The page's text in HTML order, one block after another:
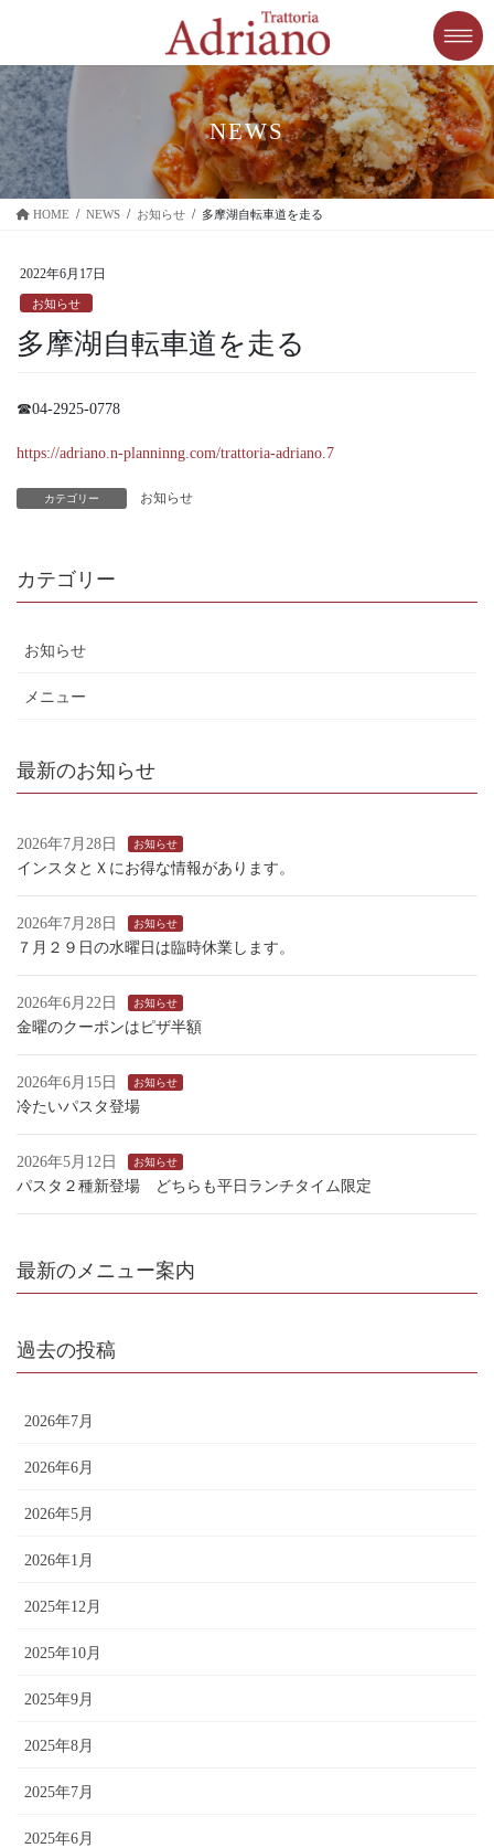
ン
ツ
に
移
動
ー
シ
ョ
ン
に
移
NEWS
HOME NEWS お知らせ 多摩湖自転車道を走る
2022年6月17日
お知らせ
多摩湖自転車道を走る
☎04-2925-0778
https://adriano.n-planninng.com/trattoria-adriano.7
カテゴリー お知らせ
カテゴリー
お知らせ
メニュー
最新のお知らせ
2026年7月28日 お知らせ
インスタとＸにお得な情報があります。
2026年7月28日 お知らせ
７月２９日の水曜日は臨時休業します。
2026年6月22日 お知らせ
金曜のクーポンはピザ半額
2026年6月15日 お知らせ
冷たいパスタ登場
2026年5月12日 お知らせ
パスタ２種新登場 どちらも平日ランチタイム限定
最新のメニュー案内
過去の投稿
2026年7月
2026年6月
2026年5月
2026年1月
2025年12月
2025年10月
2025年9月
2025年8月
2025年7月
2025年6月